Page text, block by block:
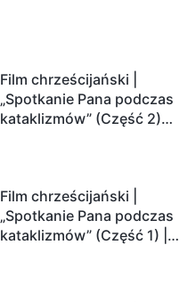
Film chrześcijański |
„Spotkanie Pana podczas
kataklizmów” (Część 2)
Ludzkość weszła w
odliczanie. Czy znalazłeś
już drogę ocalenia?
Film chrześcijański |
„Spotkanie Pana podczas
kataklizmów” (Część 1) |